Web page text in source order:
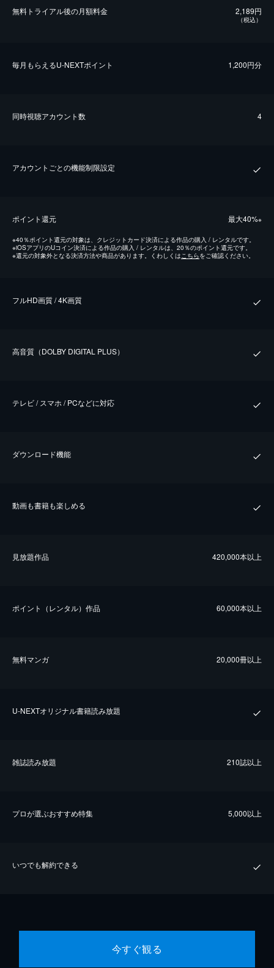
無料トライアル後の⽉額料金 2,189円
（税込）
毎⽉もらえるU-NEXTポイント 1,200円分
同時視聴アカウント数 4
アカウントごとの機能制限設定
ポイント還元 最⼤40%※
※40％ポイント還元の対象は、クレジットカード決済による作品の購入 / レンタルです。
※iOSアプリのUコイン決済による作品の購入 / レンタルは、20％のポイント還元です。
※還元の対象外となる決済方法や商品があります。くわしくはこちらをご確認ください。
フルHD画質 / 4K画質
⾼⾳質（DOLBY DIGITAL PLUS）
テレビ / スマホ / PCなどに対応
ダウンロード機能
動画も書籍も楽しめる
⾒放題作品 420,000本以上
ポイント（レンタル）作品 60,000本以上
無料マンガ 20,000冊以上
U-NEXTオリジナル書籍読み放題
雑誌読み放題 210誌以上
プロが選ぶおすすめ特集 5,000以上
いつでも解約できる
今すぐ観る